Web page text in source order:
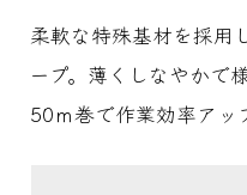
柔軟な特殊基材を採用
ープ。薄くしなやかで
50ｍ巻で作業効率アッ